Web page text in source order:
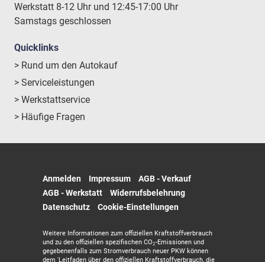
Werkstatt 8-12 Uhr und 12:45-17:00 Uhr
Samstags geschlossen
Quicklinks
> Rund um den Autokauf
> Serviceleistungen
> Werkstattservice
> Häufige Fragen
Anmelden Impressum
AGB - Verkauf
AGB - Werkstatt
Widerrufsbelehrung
Datenschutz
Cookie-Einstellungen
Weitere Informationen zum offiziellen Kraftstoffverbrauch
und zu den offiziellen spezifischen CO2-Emissionen und
gegebenenfalls zum Stromverbrauch neuer PKW können
dem 'Leitfaden über den offiziellen Kraftstoffverbrauch, die